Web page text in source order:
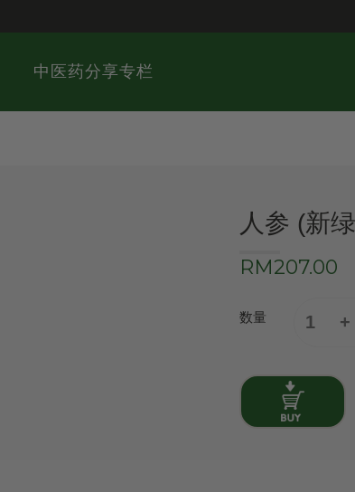
中医药分享专栏
人参 (新
RM207.00
数量